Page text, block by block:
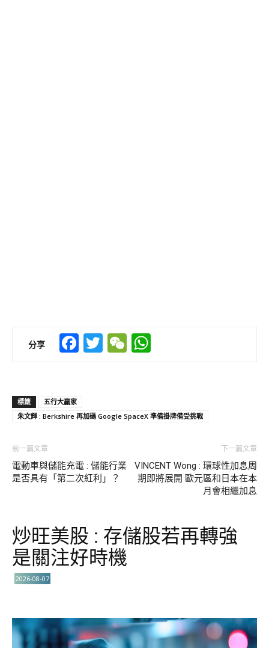
分享 Facebook
TwitterWeChat
標籤
五行大贏家
朱文輝 : Berkshire 再加碼 Google SpaceX 準備掛牌備受挑戰
前一篇文章
電動車與儲能充電 : 儲能行業
是否具有「第二次紅利」？
下一篇文章
VINCENT Wong : 環球性加息周
期即將展開 歐元區和日本在本
月會相繼加息
炒旺美股 : 存儲股若再轉強
是關注好時機
2026-08-07